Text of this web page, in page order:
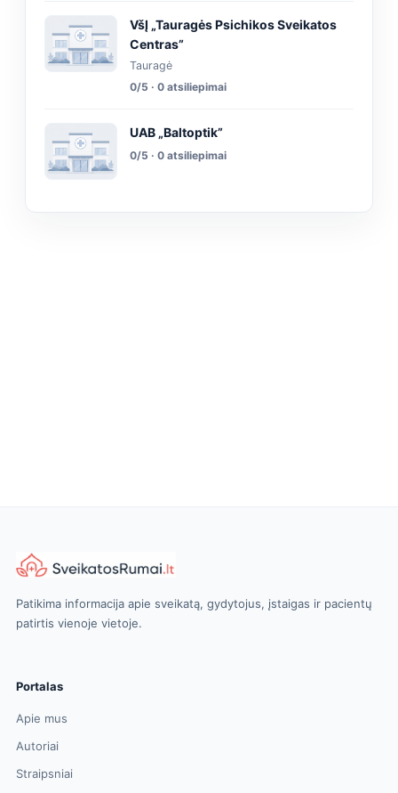
VšĮ „Tauragės Psichikos Sveikatos
Centras”
Tauragė
0/5 · 0 atsiliepimai
UAB „Baltoptik”
0/5 · 0 atsiliepimai
Patikima informacija apie sveikatą, gydytojus, įstaigas ir pacientų
patirtis vienoje vietoje.
Portalas
Apie mus
Autoriai
Straipsniai